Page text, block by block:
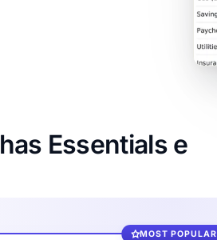
Essentials e
MOST POPULAR